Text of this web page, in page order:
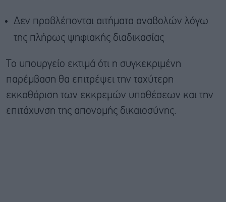
Δεν προβλέπονται αιτήματα αναβολών λόγω
της πλήρως ψηφιακής διαδικασίας
Το υπουργείο εκτιμά ότι η συγκεκριμένη
παρέμβαση θα επιτρέψει την ταχύτερη
εκκαθάριση των εκκρεμών υποθέσεων και την
επιτάχυνση της απονομής δικαιοσύνης.